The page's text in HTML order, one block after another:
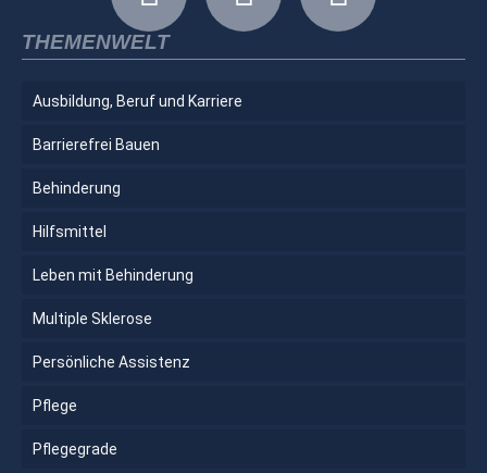
THEMENWELT
Ausbildung, Beruf und Karriere
Barrierefrei Bauen
Behinderung
Hilfsmittel
Leben mit Behinderung
Multiple Sklerose
Persönliche Assistenz
Pflege
Pflegegrade